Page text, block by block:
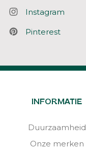
Instagram
Pinterest
INFORMATIE
Duurzaamheid
Onze merken